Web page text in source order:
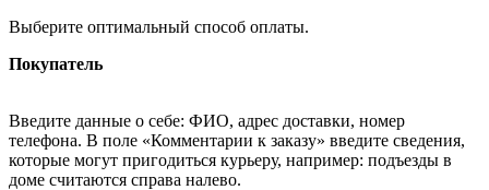
Выберите оптимальный способ оплаты.
Покупатель
Введите данные о себе: ФИО, адрес доставки, номер
телефона. В поле «Комментарии к заказу» введите сведения,
которые могут пригодиться курьеру, например: подъезды в
доме считаются справа налево.